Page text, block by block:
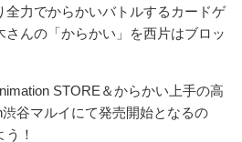
全力でからかいバトルするカードゲ
んの「からかい」を西片はブロッ
STORE＆からかい上手の高
谷マルイにて発売開始となるの
！